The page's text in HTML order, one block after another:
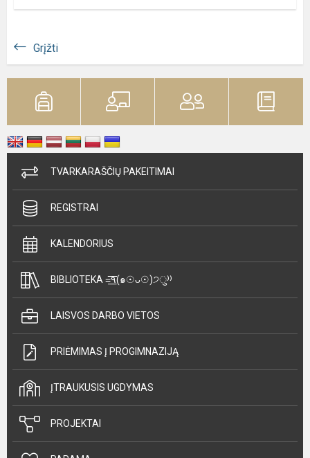
Grįžti
TVARKARAŠČIŲ PAKEITIMAI
REGISTRAI
KALENDORIUS
BIBLIOTEKA =͟͟͞͞٩(๑☉ᴗ☉)੭ु⁾⁾
LAISVOS DARBO VIETOS
PRIĖMIMAS Į PROGIMNAZIJĄ
ĮTRAUKUSIS UGDYMAS
PROJEKTAI